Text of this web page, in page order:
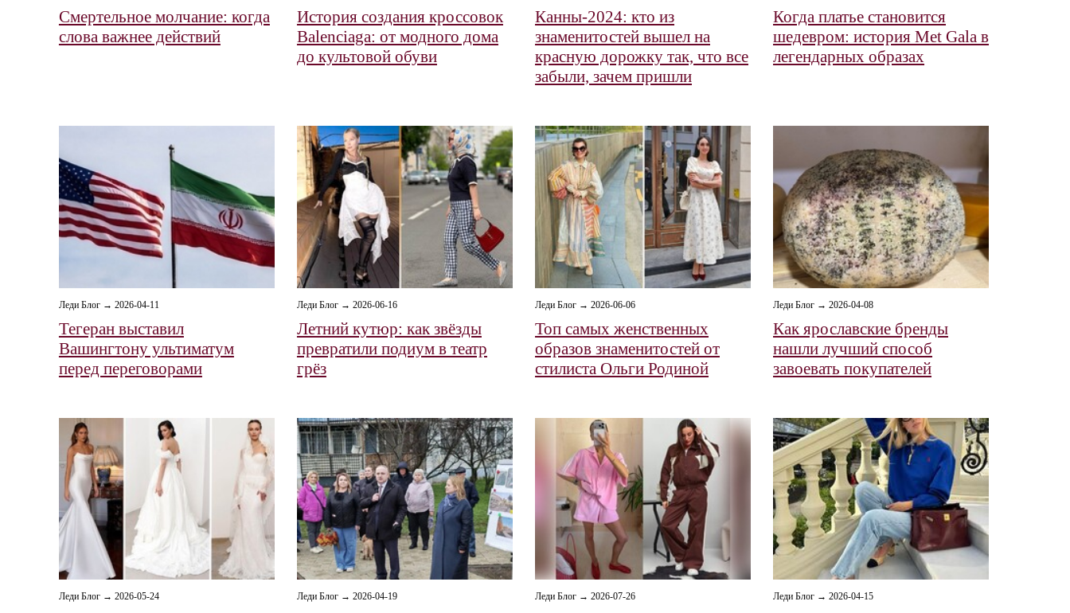
Смертельное молчание: когда
слова важнее действий
История создания кроссовок
Balenciaga: от модного дома
до культовой обуви
Канны-2024: кто из
знаменитостей вышел на
красную дорожку так, что все
забыли, зачем пришли
Когда платье становится
шедевром: история Met Gala в
легендарных образах
Леди Блог → 2026-04-11
Тегеран выставил
Вашингтону ультиматум
перед переговорами
Леди Блог → 2026-06-16
Летний кутюр: как звёзды
превратили подиум в театр
грёз
Леди Блог → 2026-06-06
Топ самых женственных
образов знаменитостей от
стилиста Ольги Родиной
Леди Блог → 2026-04-08
Как ярославские бренды
нашли лучший способ
завоевать покупателей
Леди Блог → 2026-05-24 Леди Блог → 2026-04-19 Леди Блог → 2026-07-26 Леди Блог → 2026-04-15